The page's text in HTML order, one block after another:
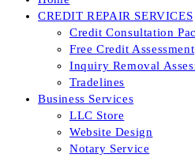
CREDIT REPAIR SERVICES
Credit Consultation
Free Credit Assessment
Inquiry Removal
Tradelines
Business Services
LLC Store
Website Design
Notary Service